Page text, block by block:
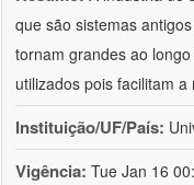
que são sistemas
tornam grandes ao
utilizados pois facilitam
Instituição/UF/País:
Vigência: Tue Jan 16